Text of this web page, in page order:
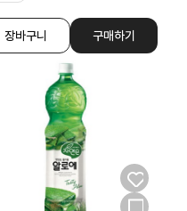
장바구니 구매하기